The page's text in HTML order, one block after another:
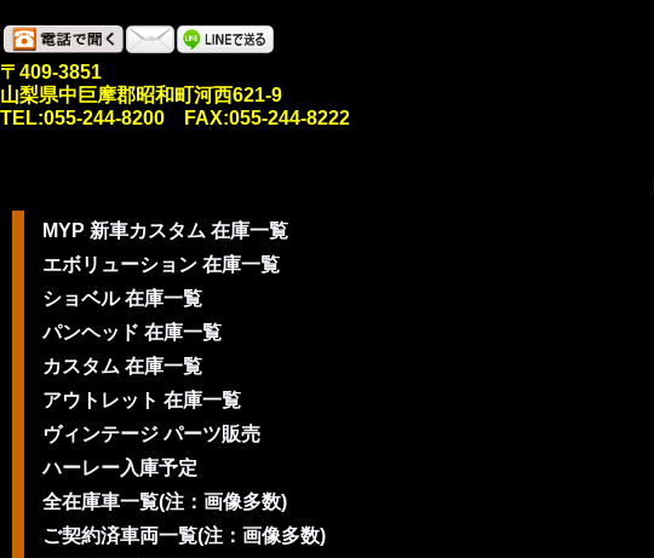
〒409-3851
山梨県中巨摩郡昭和町河西621-9
TEL:055-244-8200 FAX:055-244-8222
MYP 新車カスタム 在庫一覧
エボリューション 在庫一覧
ショベル 在庫一覧
パンヘッド 在庫一覧
カスタム 在庫一覧
アウトレット 在庫一覧
ヴィンテージ パーツ販売
ハーレー入庫予定
全在庫車一覧(注：画像多数)
ご契約済車両一覧(注：画像多数)